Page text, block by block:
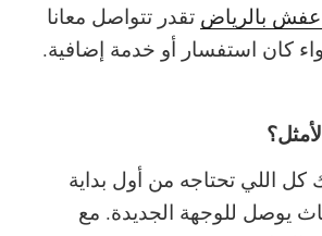
بالرياض تقدر تتواصل معانا
كان استفسار أو خدمة إضافية.
كل اللي تحتاجه من أول بداية
يوصل للوجهة الجديدة. مع